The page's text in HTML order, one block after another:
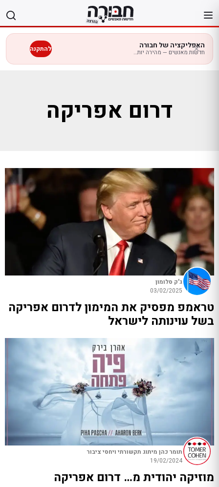
לתוכן
האפליקציה של חבורה
חדשות מאנשים — מהירה יותר בנייד להתקנה
דרום אפריקה
ג'ק סלומון
03/02/2025
טראמפ מפסיק את המימון לדרום אפריקה
בשל עוינותה לישראל
תומר כהן מיתוג תקשורתי ויחסי ציבור
19/02/2024
מוזיקה יהודית מ… דרום אפריקה